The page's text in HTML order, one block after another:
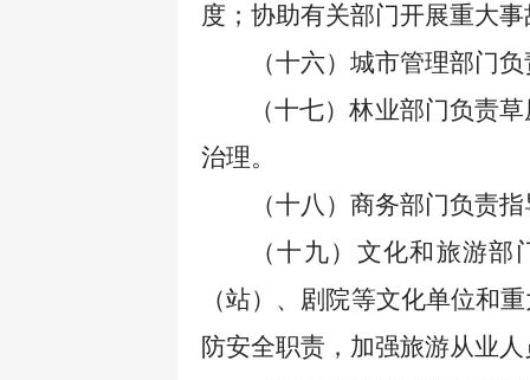
度；协助有关部门开展重大
（十六）城市管理部门
（十七）林业部门负责
治理。
（十八）商务部门负责
（十九）文化和旅游
（站）、剧院等文化单位和
防安全职责，加强旅游从业